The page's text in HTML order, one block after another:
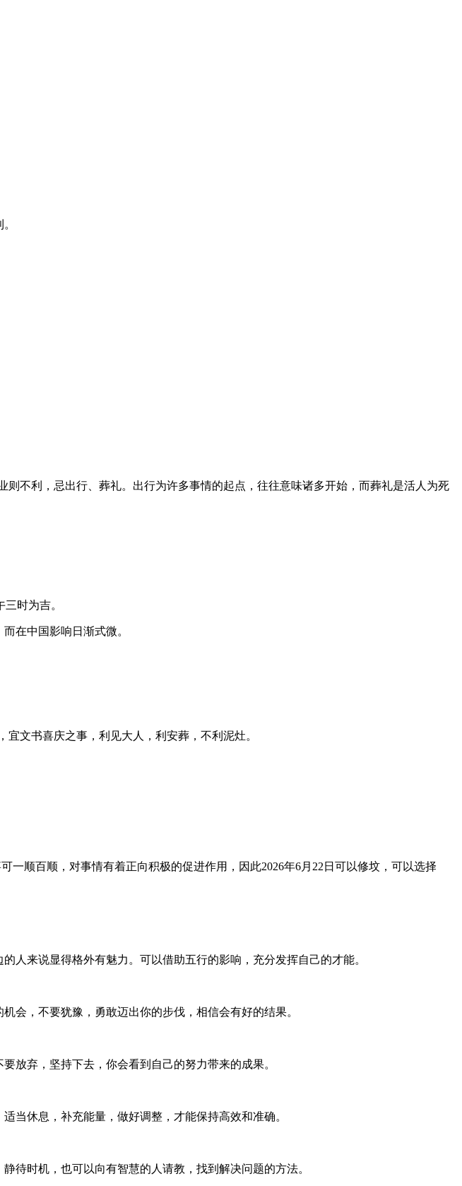
不利，忌出行、葬礼。出行为许多事情的起点，往往意味诸多开始，而葬礼是活人为死
时为吉。
在中国影响日渐式微。
文书喜庆之事，利见大人，利安葬，不利泥灶。
顺百顺，对事情有着正向积极的促进作用，因此2026年6月22日可以修坟，可以选择
人来说显得格外有魅力。可以借助五行的影响，充分发挥自己的才能。
会，不要犹豫，勇敢迈出你的步伐，相信会有好的结果。
放弃，坚持下去，你会看到自己的努力带来的成果。
当休息，补充能量，做好调整，才能保持高效和准确。
待时机，也可以向有智慧的人请教，找到解决问题的方法。